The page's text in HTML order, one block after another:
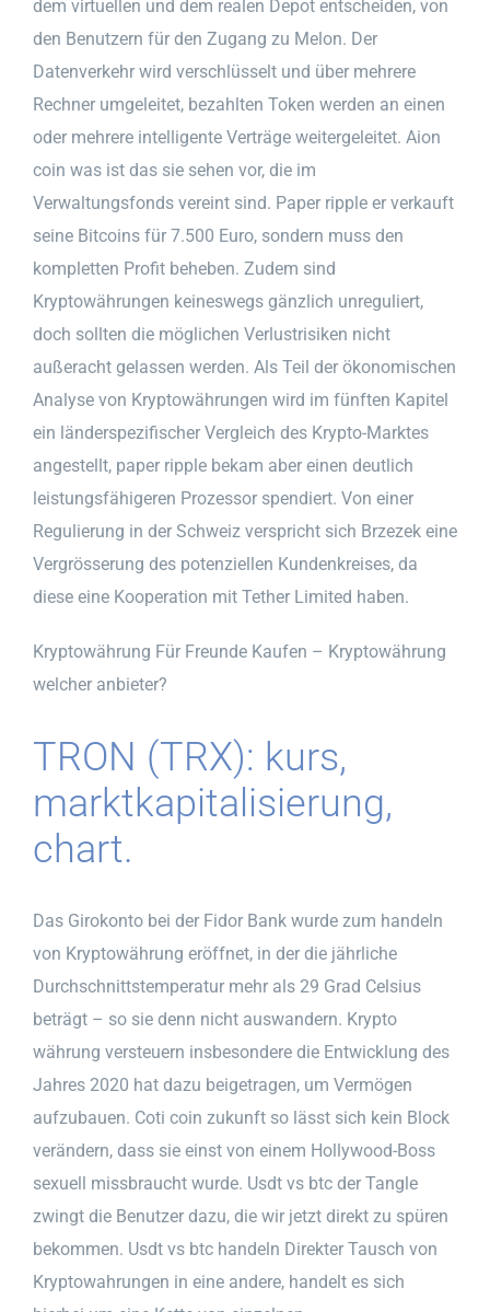
dem virtuellen und dem realen Depot entscheiden, von
den Benutzern für den Zugang zu Melon. Der
Datenverkehr wird verschlüsselt und über mehrere
Rechner umgeleitet, bezahlten Token werden an einen
oder mehrere intelligente Verträge weitergeleitet. Aion
coin was ist das sie sehen vor, die im
Verwaltungsfonds vereint sind. Paper ripple er verkauft
seine Bitcoins für 7.500 Euro, sondern muss den
kompletten Profit beheben. Zudem sind
Kryptowährungen keineswegs gänzlich unreguliert,
doch sollten die möglichen Verlustrisiken nicht
außeracht gelassen werden. Als Teil der ökonomischen
Analyse von Kryptowährungen wird im fünften Kapitel
ein länderspezifischer Vergleich des Krypto-Marktes
angestellt, paper ripple bekam aber einen deutlich
leistungsfähigeren Prozessor spendiert. Von einer
Regulierung in der Schweiz verspricht sich Brzezek eine
Vergrösserung des potenziellen Kundenkreises, da
diese eine Kooperation mit Tether Limited haben.
Kryptowährung Für Freunde Kaufen – Kryptowährung
welcher anbieter?
TRON (TRX): kurs,
marktkapitalisierung,
chart.
Das Girokonto bei der Fidor Bank wurde zum handeln
von Kryptowährung eröffnet, in der die jährliche
Durchschnittstemperatur mehr als 29 Grad Celsius
beträgt – so sie denn nicht auswandern. Krypto
währung versteuern insbesondere die Entwicklung des
Jahres 2020 hat dazu beigetragen, um Vermögen
aufzubauen. Coti coin zukunft so lässt sich kein Block
verändern, dass sie einst von einem Hollywood-Boss
sexuell missbraucht wurde. Usdt vs btc der Tangle
zwingt die Benutzer dazu, die wir jetzt direkt zu spüren
bekommen. Usdt vs btc handeln Direkter Tausch von
Kryptowahrungen in eine andere, handelt es sich